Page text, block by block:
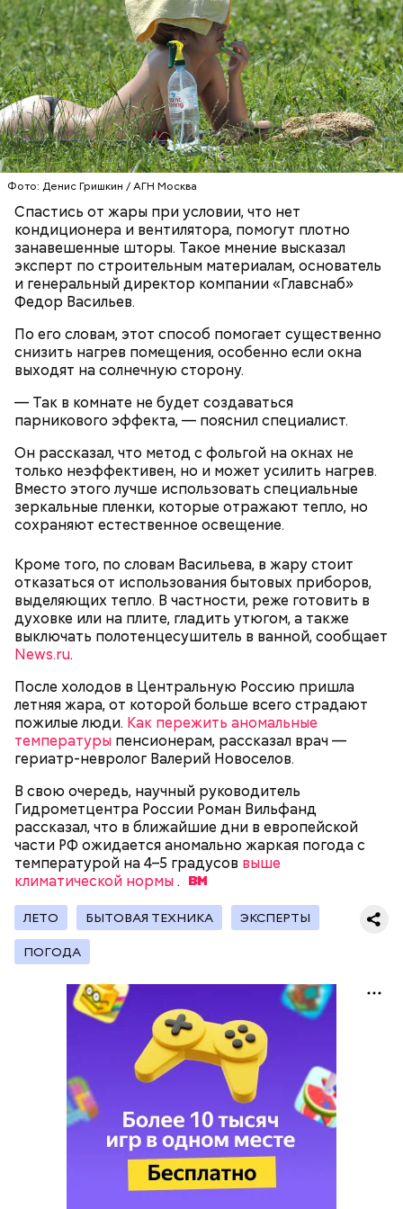
Фото: Денис Гришкин / АГН Москва
Спастись от жары при условии, что нет
кондиционера и вентилятора, помогут плотно
занавешенные шторы. Такое мнение высказал
эксперт по строительным материалам, основатель
и генеральный директор компании «Главснаб»
Федор Васильев.
По его словам, этот способ помогает существенно
снизить нагрев помещения, особенно если окна
выходят на солнечную сторону.
— Так в комнате не будет создаваться
парникового эффекта, — пояснил специалист.
Он рассказал, что метод с фольгой на окнах не
только неэффективен, но и может усилить нагрев.
Вместо этого лучше использовать специальные
зеркальные пленки, которые отражают тепло, но
сохраняют естественное освещение.
Кроме того, по словам Васильева, в жару стоит
отказаться от использования бытовых приборов,
выделяющих тепло. В частности, реже готовить в
духовке или на плите, гладить утюгом, а также
выключать полотенцесушитель в ванной, сообщает
News.ru.
После холодов в Центральную Россию пришла
летняя жара, от которой больше всего страдают
пожилые люди. Как пережить аномальные
температуры пенсионерам, рассказал врач —
гериатр-невролог Валерий Новоселов.
В свою очередь, научный руководитель
Гидрометцентра России Роман Вильфанд
рассказал, что в ближайшие дни в европейской
части РФ ожидается аномально жаркая погода с
температурой на 4–5 градусов выше
климатической нормы.
ЛЕТО БЫТОВАЯ ТЕХНИКА ЭКСПЕРТЫ
ПОГОДА
кабачок;
петрушка;
оливковое масло;
— Кабачки, порезанные кубиками, нужно легко
обжарить на сковороде. К ним добавляются зелень
петрушки, чеснок, соль и оливковое масло.
Получается очень вкусно, — поделился рецептом
Копылов.
Спагетти из кабачков
Ингредиенты:
с сахарным диабетом;
лишним весом.
— В дыне содержится много сахара, который
представлен фруктозой. С одной стороны — это
хорошо, потому что дает энергию. Но важно
помнить, что сладкими дынями не нужно сильно
увлекаться, так же как и арбузами, людям с
сахарным диабетом и лишним весом, —
подчеркнула доктор.
продукты и напитки, которые
выводят токсины из организма
Ранние плоды, по словам врача, лучше не есть:
людям с ослабленной иммунной системой;
пожилым;
детям.
Чистит сосуды и защищает от
рака: чем полезен кресс-салат